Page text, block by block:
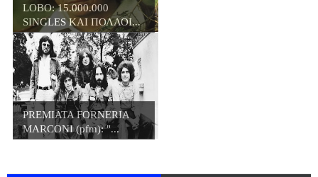
LOBO: 15.000.000
SINGLES ΚΑΙ ΠΟΛΛΟΙ...
PREMIATA FORNERIA
MARCONI (pfm): "...